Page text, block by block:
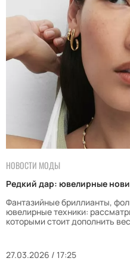
НОВОСТИ МОДЫ
Редкий дар: ювелирные
Фантазийные бриллианты,
ювелирные техники:
которыми стоит дополнить
27.03.2026 / 17:25